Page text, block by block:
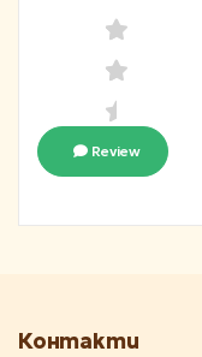
Review
Контакти